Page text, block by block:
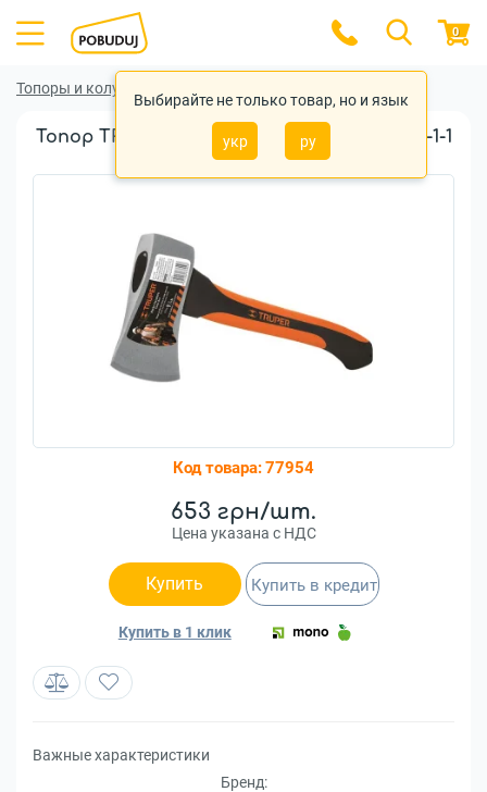
Выбирайте не только товар, но и язык
укр ру
0
Топоры и колуны
Топор TRUPER стекловолокно 360мм (HC-1-1
/ 4F)
Код товара:77954
653 грн/шт.
Цена указана с НДС
Купить
Купить в 1 клик
Купить в кредит
Важные характеристики
Бренд: